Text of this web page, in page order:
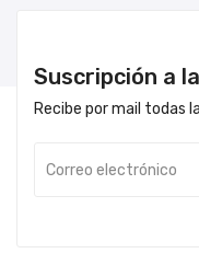
Suscripción a
Recibe por mail todas